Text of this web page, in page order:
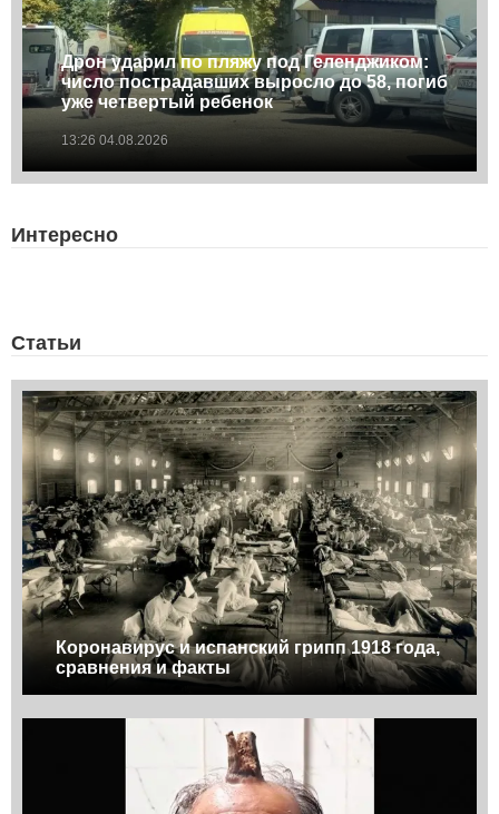
Дрон ударил по пляжу под Геленджиком:
число пострадавших выросло до 58, погиб
уже четвертый ребенок
13:26 04.08.2026
Интересно
Статьи
Коронавирус и испанский грипп 1918 года,
сравнения и факты